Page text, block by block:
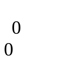
0
0